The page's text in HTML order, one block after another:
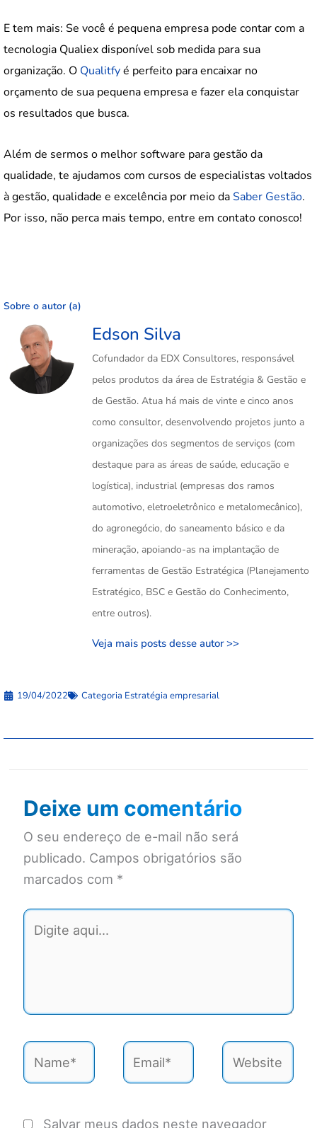
E tem mais: Se você é pequena empresa pode contar com a
tecnologia Qualiex disponível sob medida para sua
organização. O Qualitfyé perfeito para encaixar no
orçamento de sua pequena empresa e fazer ela conquistar
os resultados que busca.
Além de sermos o melhor software para gestão da
qualidade, te ajudamos com cursos de especialistas voltados
à gestão, qualidade e excelência por meio daSaber Gestão.
Por isso, não perca mais tempo, entre em contato conosco!
Sobre o autor (a)
Edson Silva
Cofundador da EDX Consultores, responsável
pelos produtos da área de Estratégia & Gestão e
de Gestão. Atua há mais de vinte e cinco anos
como consultor, desenvolvendo projetos junto a
organizações dos segmentos de serviços (com
destaque para as áreas de saúde, educação e
logística), industrial (empresas dos ramos
automotivo, eletroeletrônico e metalomecânico),
do agronegócio, do saneamento básico e da
mineração, apoiando-as na implantação de
ferramentas de Gestão Estratégica (Planejamento
Estratégico, BSC e Gestão do Conhecimento,
entre outros).
Veja mais posts desse autor >>
19/04/2022 Categoria Estratégia empresarial
Deixe um comentário
O seu endereço de e-mail não será
publicado. Campos obrigatórios são
marcados com *
Digite
aqui...
Name* Email* Website
Salvar meus dados neste navegador